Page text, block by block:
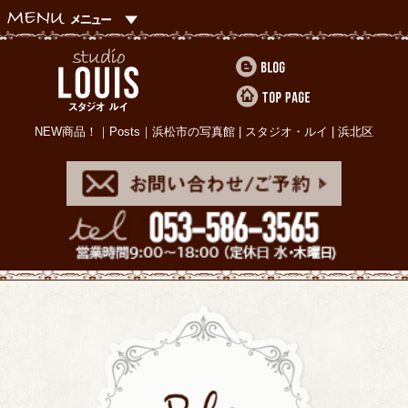
NEW商品！｜Posts｜浜松市の写真館 | スタジオ・ルイ | 浜北区